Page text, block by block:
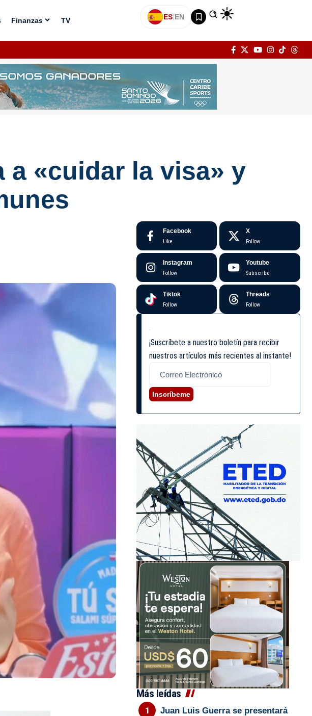
Finanzas TV ES|EN
a «cuidar la visa» y
Facebook
Like
X
Follow
Instagram
Follow
Youtube
Subscribe
Tiktok
Follow
Threads
Follow
¡Suscríbete a nuestro boletín para recibir
nuestros artículos más recientes al instante!
Inscríbeme
Más leídas
Juan Luis Guerra se presentará